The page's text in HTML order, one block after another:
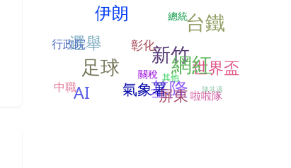
新竹
啦啦隊
選舉
行政院
基隆
氣象署
世界盃
中職
關稅
足球
彰化
屏東 陳其邁
總統
伊朗
其他
台鐵
網紅
AI